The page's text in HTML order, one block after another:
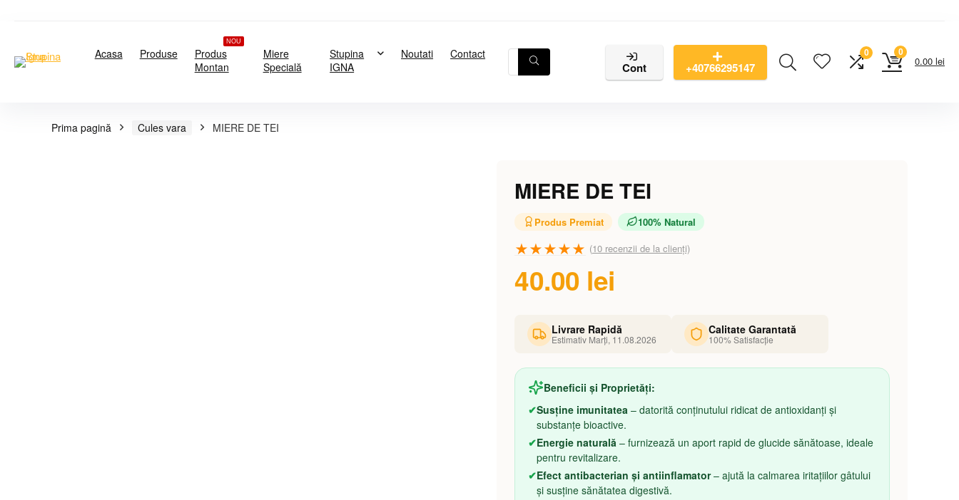
Acasa Produse
NOU
Produs
Montan
Miere
Specială
Stupina
IGNA
Noutati Contact
Cont +40766295147
0 0
0.00 lei
Prima pagină Cules vara MIERE DE TEI
MIERE DE TEI
Produs Premiat 100% Natural
★★★★★ (10 recenzii de la clienți)
40.00 lei
Livrare Rapidă
Estimativ Marți, 11.08.2026
Calitate Garantată
100% Satisfacție
Beneficii și Proprietăți:
✔Susține imunitatea – datorită conținutului ridicat de antioxidanți și
substanțe bioactive.
✔Energie naturală – furnizează un aport rapid de glucide sănătoase, ideale
pentru revitalizare.
✔Efect antibacterian și antiinflamator– ajută la calmarea iritațiilor gâtului
și susține sănătatea digestivă.